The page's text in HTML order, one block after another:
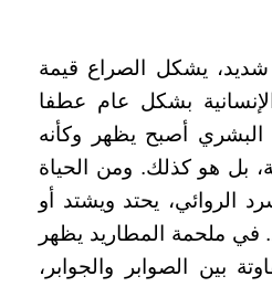
يشكل الصراع قيمة
بشكل عام عطفا
البشري أصبح يظهر وكأنه
بل هو كذلك. ومن الحياة
الروائي، يحتد ويشتد أو
في ملحمة المطاريد يظهر
بين الصوابر والجوابر،